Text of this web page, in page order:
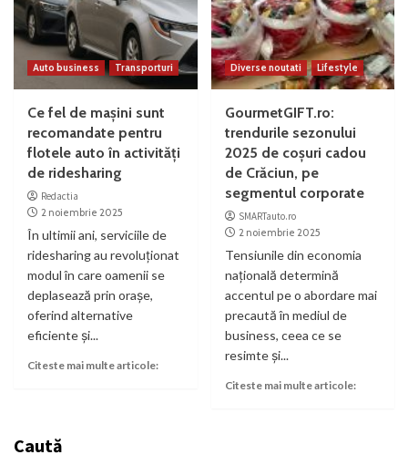
Auto business Transporturi
Ce fel de mașini sunt
recomandate pentru
flotele auto în activități
de ridesharing
Redactia
2 noiembrie 2025
În ultimii ani, serviciile de
ridesharing au revoluționat
modul în care oamenii se
deplasează prin orașe,
oferind alternative
eficiente și...
Citeste mai multe articole:
Diverse noutati Lifestyle
GourmetGIFT.ro:
trendurile sezonului
2025 de coșuri cadou
de Crăciun, pe
segmentul corporate
SMARTauto.ro
2 noiembrie 2025
Tensiunile din economia
națională determină
accentul pe o abordare mai
precaută în mediul de
business, ceea ce se
resimte și...
Citeste mai multe articole:
Caută